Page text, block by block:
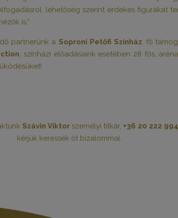
lehetőség szerint érdekes figurákat
is.”
partnerünk a Soproni Petőfi Színház , fő
, színházi előadásaink esetében 28 fős,
Szávin Viktor személyi titkár, +36 20 222
kérjük keressék őt bizalommal.